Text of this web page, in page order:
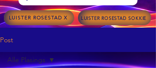
LUISTER ROSESTAD X LUISTER ROSESTAD SOKKIE
Post
Alle Plasings